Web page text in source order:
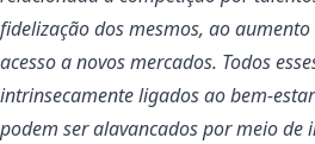
fidelização dos mesmos, ao
acesso a novos mercados. Todos
intrinsecamente ligados ao bem-
podem ser alavancados por meio de